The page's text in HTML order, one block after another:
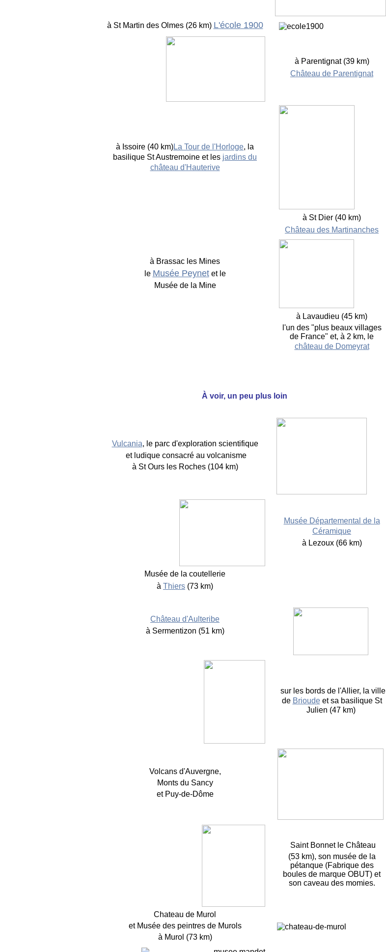
à St Martin des Olmes (26 km) L'école 1900
à Parentignat (39 km)
Château de Parentignat
à Issoire (40 km)La Tour de l'Horloge, la
basilique St Austremoine et les jardins du
château d'Hauterive
à St Dier (40 km)
Château des Martinanches
à Brassac les Mines
le Musée Peynetet le
Musée de la Mine
à Lavaudieu (45 km)
l'un des "plus beaux villages
de France" et, à 2 km, le
château de Domeyrat
À voir, un peu plus loin
Vulcania, le parc d'exploration scientifique
et ludique consacré au volcanisme
à St Ours les Roches (104 km)
Musée Départemental de la
Céramique
à Lezoux (66 km)
Musée de la coutellerie
à Thiers (73 km)
Château d'Aulteribe
à Sermentizon (51 km)
sur les bords de l'Allier, la ville
de Brioude et sa basilique St
Julien (47 km)
Volcans d'Auvergne,
Monts du Sancy
et Puy-de-Dôme
Saint Bonnet le Château
(53 km), son musée de la
pétanque (Fabrique des
boules de marque OBUT) et
son caveau des momies.
Chateau de Murol
et Musée des peintres de Murols
à Murol (73 km)